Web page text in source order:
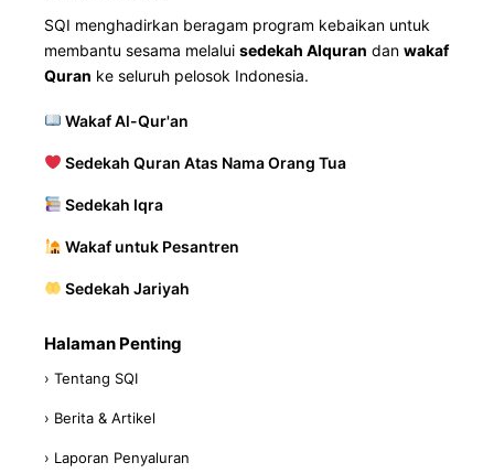
SQI menghadirkan beragam program kebaikan untuk
membantu sesama melalui sedekah Alquran dan wakaf
Quran ke seluruh pelosok Indonesia.
Wakaf Al-Qur'an
Sedekah Quran Atas Nama Orang Tua
Sedekah Iqra
Wakaf untuk Pesantren
Sedekah Jariyah
Halaman Penting
› Tentang SQI
› Berita & Artikel
› Laporan Penyaluran